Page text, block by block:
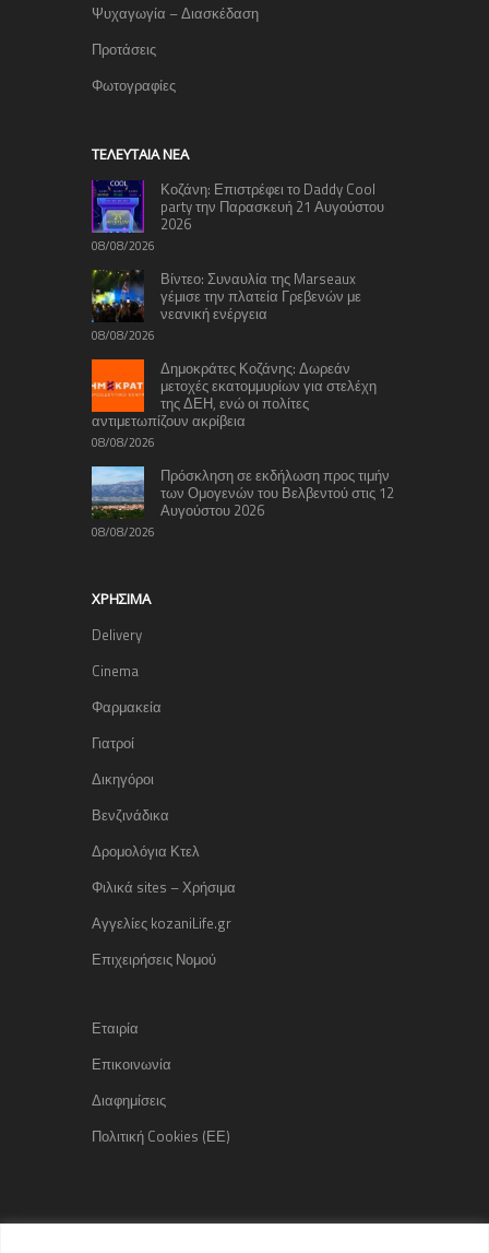
Ψυχαγωγία – Διασκέδαση
Προτάσεις
Φωτογραφίες
TΕΛΕΥΤΑΊΑ ΝΈΑ
Κοζάνη: Επιστρέφει το Daddy Cool
party την Παρασκευή 21 Αυγούστου
2026
08/08/2026
Βίντεο: Συναυλία της Marseaux
γέμισε την πλατεία Γρεβενών με
νεανική ενέργεια
08/08/2026
Δημοκράτες Κοζάνης: Δωρεάν
μετοχές εκατομμυρίων για στελέχη
της ΔΕΗ, ενώ οι πολίτες
αντιμετωπίζουν ακρίβεια
08/08/2026
Πρόσκληση σε εκδήλωση προς τιμήν
των Ομογενών του Βελβεντού στις 12
Αυγούστου 2026
08/08/2026
ΧΡΉΣΙΜΑ
Delivery
Cinema
Φαρμακεία
Γιατροί
Δικηγόροι
Βενζινάδικα
Δρομολόγια Κτελ
Φιλικά sites – Χρήσιμα
Αγγελίες kozaniLife.gr
Επιχειρήσεις Νομού
Εταιρία
Επικοινωνία
Διαφημίσεις
Πολιτική Cookies (ΕΕ)